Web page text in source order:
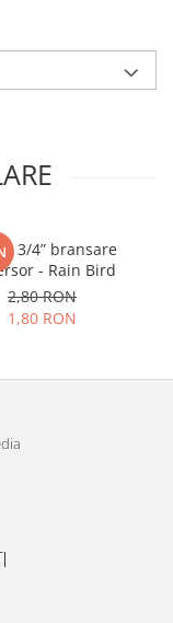
3/4” bransare
- Rain Bird
2,80 RON
1,80 RON